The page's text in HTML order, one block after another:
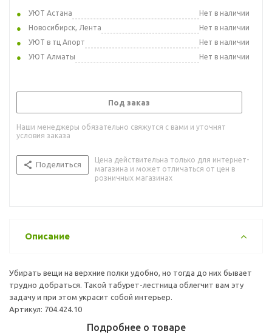
УЮТ Астана
Нет в наличии
Новосибирск, Лента
Нет в наличии
УЮТ в тц Апорт
Нет в наличии
УЮТ Алматы
Нет в наличии
Под заказ
Наши менеджеры обязательно свяжутся с вами и уточнят
условия заказа
Поделиться
Цена действительна только для интернет-
магазина и может отличаться от цен в
розничных магазинах
Описание
Убирать вещи на верхние полки удобно, но тогда до них бывает
трудно добраться. Такой табурет-лестница облегчит вам эту
задачу и при этом украсит собой интерьер.
Артикул: 704.424.10
Подробнее о товаре